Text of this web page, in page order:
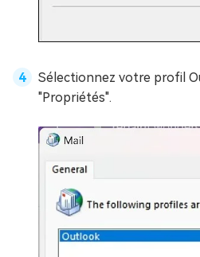
Sélectionnez votre profil
"Propriétés".